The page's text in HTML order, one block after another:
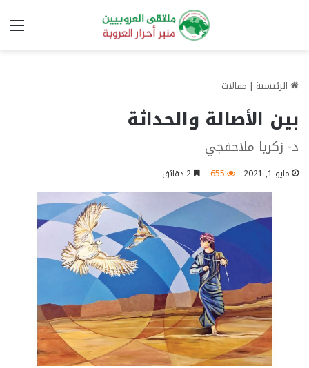
الرئيسية | مقالات
بين الأصالة والحداثة
د- زكريا ملاحفجي
مايو 1, 2021 655